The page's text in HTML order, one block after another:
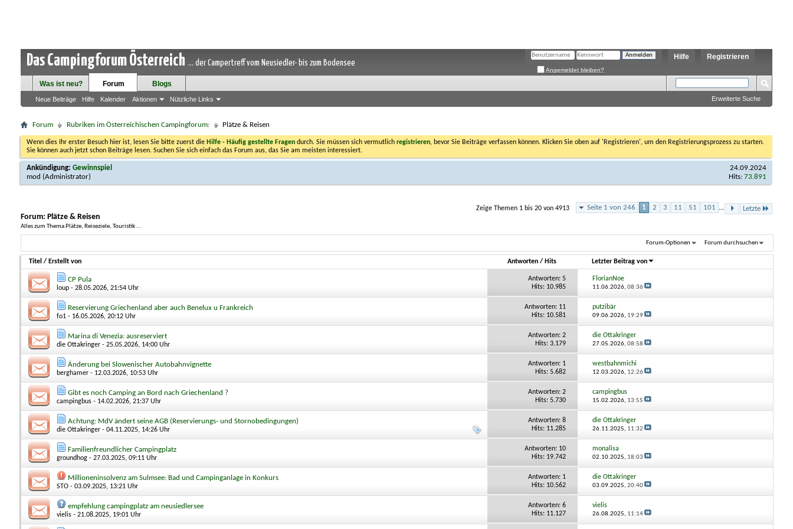
Das Campingforum Österreich ... der Campertreff vom Neusiedler- bis zum Bodensee
Registrieren
Hilfe
Angemeldet bleiben?
Was ist neu? Forum
Neue Beiträge Hilfe Kalender Aktionen Nützliche Links
Blogs
Erweiterte Suche
Forum Rubriken im Österreichischen Campingforum: Plätze & Reisen
Wenn dies Ihr erster Besuch hier ist, lesen Sie bitte zuerst die Hilfe - Häufig gestellte Fragen durch. Sie müssen sich vermutlich registrieren, bevor Sie Beiträge verfassen können. Klicken Sie oben auf 'Registrieren', um den Registrierungsprozess zu starten.
Sie können auch jetzt schon Beiträge lesen. Suchen Sie sich einfach das Forum aus, das Sie am meisten interessiert.
Ankündigung: Gewinnspiel
mod (Administrator)
24.09.2024
Hits: 73.891
Seite 1 von 246 1 2 3 11 51 101 ... Letzte
Zeige Themen 1 bis 20 von 4913
Forum: Plätze & Reisen
Alles zum Thema Plätze, Reiseziele, Touristik ...
Forum-Optionen Forum durchsuchen
Titel / Erstellt von Antworten/ Hits Letzter Beitrag von
CP Pula
loup - 28.05.2026, 21:54 Uhr
Antworten: 5
Hits: 10.985
FlorianNoe
11.06.2026,08:36
Reservierung Griechenland aber auch Benelux u Frankreich
fo1 - 16.05.2026, 20:12 Uhr
Antworten: 11
Hits: 10.581
putzibär
09.06.2026, 19:29
Marina di Venezia: ausreserviert
die Ottakringer - 25.05.2026, 14:00 Uhr
Antworten: 2
Hits: 3.179
die Ottakringer
27.05.2026,08:58
Änderung bei Slowenischer Autobahnvignette
berghamer - 12.03.2026, 10:53 Uhr
Antworten: 1
Hits: 5.682
westbahnmichi
12.03.2026, 12:26
Gibt es noch Camping an Bord nach Griechenland ?
campingbus - 14.02.2026, 21:37 Uhr
Antworten: 2
Hits: 5.730
campingbus
15.02.2026, 13:55
Achtung: MdV ändert seine AGB (Reservierungs- und Stornobedingungen)
die Ottakringer - 04.11.2025, 14:26 Uhr
Antworten: 8
Hits: 11.285
die Ottakringer
26.11.2025, 11:32
Familienfreundlicher Campingplatz
groundhog - 27.03.2025, 09:11 Uhr
Antworten: 10
Hits: 19.742
monalisa
02.10.2025, 18:03
Millioneninsolvenz am Sulmsee: Bad und Campinganlage in Konkurs
STO - 03.09.2025, 13:21 Uhr
Antworten: 1
Hits: 10.562
die Ottakringer
03.09.2025,20:40
empfehlung campingplatz am neusiedlersee
vielis - 21.08.2025, 19:01 Uhr
Antworten: 6
Hits: 11.127
vielis
26.08.2025, 11:14